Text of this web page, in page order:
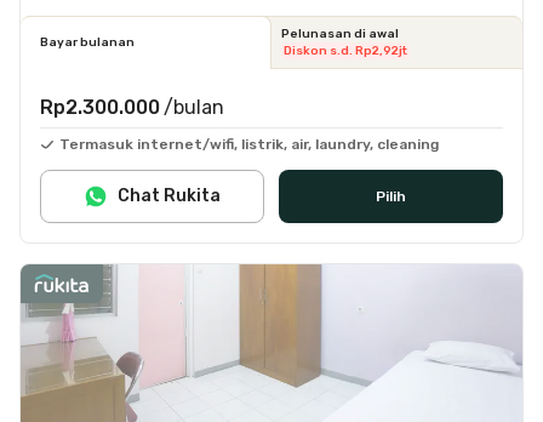
Bayar bulanan
Pelunasan di awal
Diskon s.d. Rp2,92jt
Rp2.300.000 /bulan
Termasuk internet/wifi, listrik, air, laundry, cleaning
Pilih
Chat Rukita